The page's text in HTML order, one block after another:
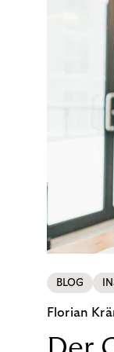
BLOG
Florian